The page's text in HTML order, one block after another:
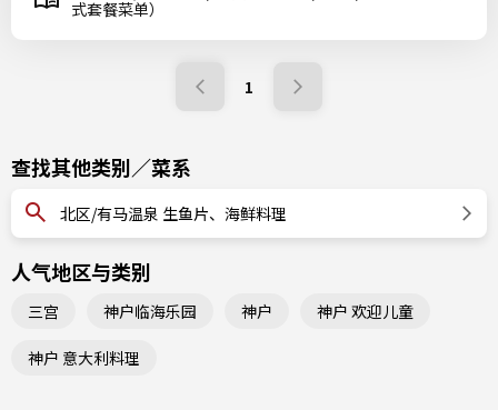
式套餐菜单）
1
查找其他类别／菜系
北区/有马温泉 生鱼片、海鲜料理
人气地区与类别
三宫 神户临海乐园 神户 神户 欢迎儿童
神户 意大利料理